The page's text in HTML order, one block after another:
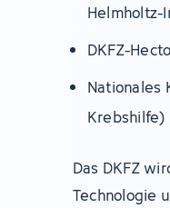
Helmholtz-
DKFZ-
Nationales
Krebshilfe)
Das DKFZ
Technologie